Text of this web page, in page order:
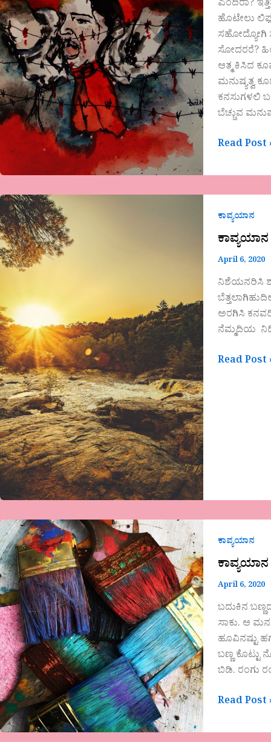
ಎಂದಿರಾ?
ಹೊಟೇಲು
ಸಹೋದ್ಯೋಗಿ
ಸೋದರರೆ?
ಆತ್ಮ ಕಿಸಿದ
ಮನುಷ್ಯತ್ವ
ಕನಸುಗಳಲಿ
ಬೆಚ್ಚುವ
Read Post
ಕಾವ್ಯಯಾನ
ಕಾವ್ಯಯಾನ
April 6, 2020
ನಿಶೆಯನರಿಸಿ
ಅರಗಿಸಿ
ನೆಮ್ಮದಿಯ
Read Post
ಕಾವ್ಯಯಾನ
ಕಾವ್ಯಯಾನ
April 6, 2020
ಬದುಕಿನ
ಸಾಕು. ಆ
ಹೂವಿನಷ್ಟು
ಬಣ್ಣ ಕೊಟ್ಟು
ಬಿಡಿ. ರಂಗು
Read Post